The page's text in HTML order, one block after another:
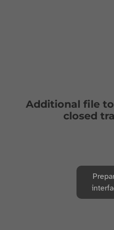
Additional file
closed